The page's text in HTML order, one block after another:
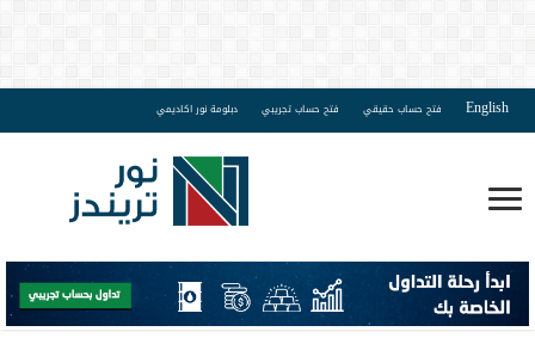
English فتح حساب حقيقي فتح حساب تجريبي دبلومة نور اكاديمي